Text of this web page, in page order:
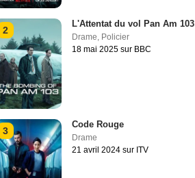
2
L'Attentat du vol Pan Am 103
Drame, Policier
18 mai 2025 sur BBC
3
Code Rouge
Drame
21 avril 2024 sur ITV